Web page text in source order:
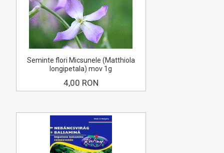
Seminte flori Micsunele (Matthiola
longipetala) mov 1g
4,00 RON